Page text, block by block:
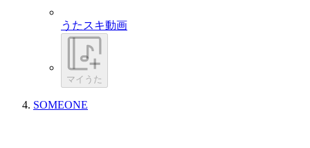
うたスキ動画
マイうた
SOMEONE